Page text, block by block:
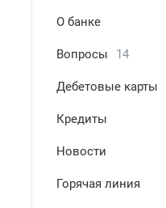
О банке
Вопросы 14
Дебетовые карты
Кредиты
Новости
Горячая линия